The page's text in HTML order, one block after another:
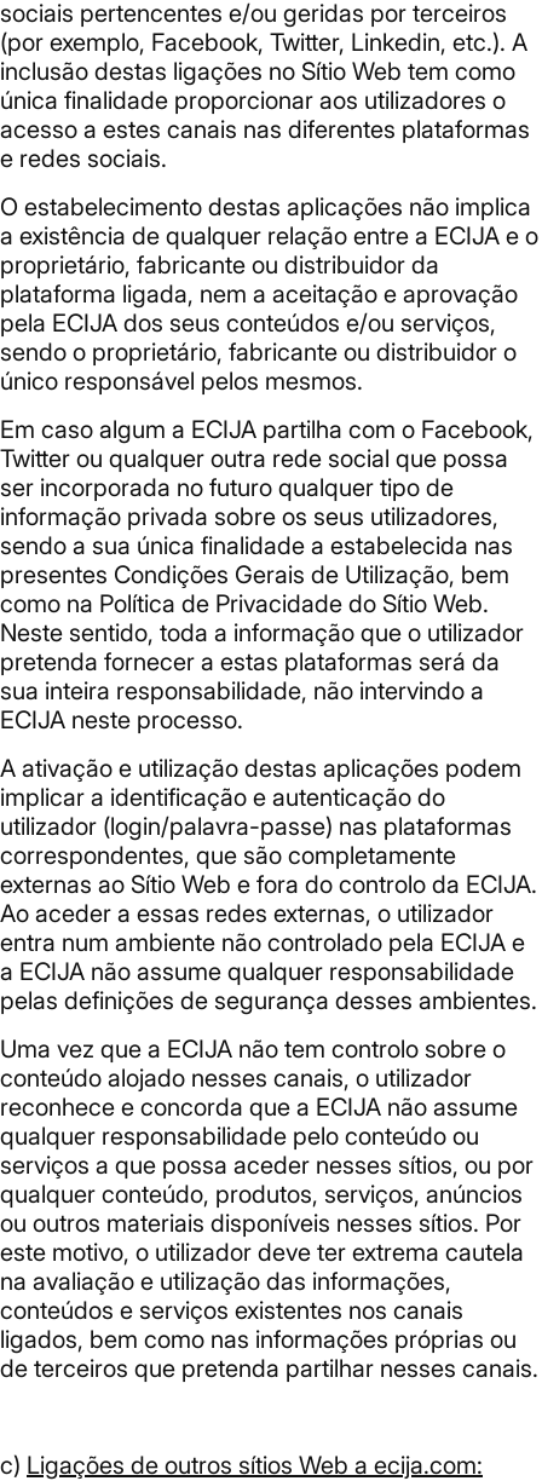
sociais pertencentes e/ou geridas por terceiros
(por exemplo, Facebook, Twitter, Linkedin, etc.). A
inclusão destas ligações no Sítio Web tem como
única finalidade proporcionar aos utilizadores o
acesso a estes canais nas diferentes plataformas
e redes sociais.
O estabelecimento destas aplicações não implica
a existência de qualquer relação entre a ECIJA e o
proprietário, fabricante ou distribuidor da
plataforma ligada, nem a aceitação e aprovação
pela ECIJA dos seus conteúdos e/ou serviços,
sendo o proprietário, fabricante ou distribuidor o
único responsável pelos mesmos.
Em caso algum a ECIJA partilha com o Facebook,
Twitter ou qualquer outra rede social que possa
ser incorporada no futuro qualquer tipo de
informação privada sobre os seus utilizadores,
sendo a sua única finalidade a estabelecida nas
presentes Condições Gerais de Utilização, bem
como na Política de Privacidade do Sítio Web.
Neste sentido, toda a informação que o utilizador
pretenda fornecer a estas plataformas será da
sua inteira responsabilidade, não intervindo a
ECIJA neste processo.
A ativação e utilização destas aplicações podem
implicar a identificação e autenticação do
utilizador (login/palavra-passe) nas plataformas
correspondentes, que são completamente
externas ao Sítio Web e fora do controlo da ECIJA.
Ao aceder a essas redes externas, o utilizador
entra num ambiente não controlado pela ECIJA e
a ECIJA não assume qualquer responsabilidade
pelas definições de segurança desses ambientes.
Uma vez que a ECIJA não tem controlo sobre o
conteúdo alojado nesses canais, o utilizador
reconhece e concorda que a ECIJA não assume
qualquer responsabilidade pelo conteúdo ou
serviços a que possa aceder nesses sítios, ou por
qualquer conteúdo, produtos, serviços, anúncios
ou outros materiais disponíveis nesses sítios. Por
este motivo, o utilizador deve ter extrema cautela
na avaliação e utilização das informações,
conteúdos e serviços existentes nos canais
ligados, bem como nas informações próprias ou
de terceiros que pretenda partilhar nesses canais.
c) Ligações de outros sítios Web a ecija.com: